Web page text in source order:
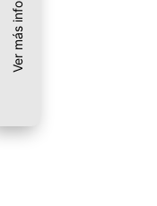
Ver más info